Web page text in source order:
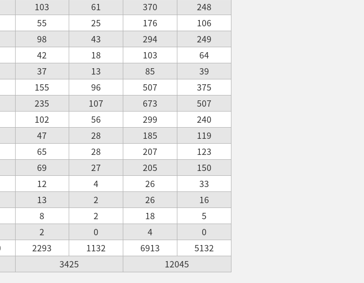
103 61 370
248
55 25 176
106
98 43 294
249
42 18 103
64
37 13 85
39
155 96 507
375
235 107 673
507
102 56 299
240
47 28 185
119
65 28 207
123
69 27 205
150
12 4 26
33
13 2 26
16
8 2 18
5
2 0 4
0
2293 1132 6913
5132
3425 12045